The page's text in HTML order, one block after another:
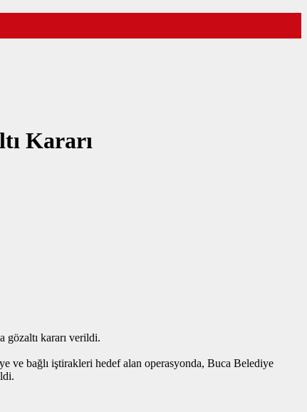
Kararı
gözaltı kararı verildi.
ve bağlı iştirakleri hedef alan operasyonda, Buca Belediye